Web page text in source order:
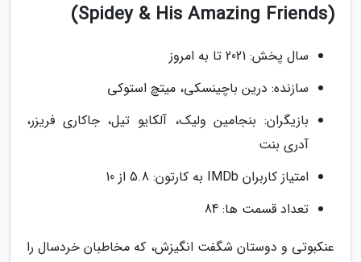
(Spidey & His Amazing Friends)
سال پخش: 2021 تا به امروز
سازنده: درین باچینسکی، میتچ استوکی
بازیگران: بنجامین ولیک، آلکایو تیل، جاکاری فریزر،
آدری بنت
امتیاز کاربران IMDb به کارتون: 5.8 از 10
تعداد قسمت ها: 84
عنکبوتی و دوستان شگفت انگیزش، که مخاطبان خردسال را